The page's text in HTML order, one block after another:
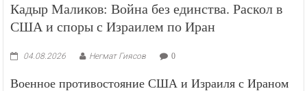
Кадыр Маликов: Война без единства. Раскол в
США и споры с Израилем по Иран
04.08.2026 Негмат Гиясов 0
Военное противостояние США и Израиля с Ираном